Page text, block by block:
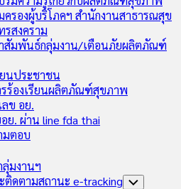
ครองผู้บริโภคฯ สำนักงานสาธารณสุข
รสงคราม
สัมพันธ์กลุ่มงาน/เตือนภัยผลิตภัณฑ์
ยนประชาชน
ร้องเรียนผลิตภัณฑ์สุขภาพ
ข อย.
ย. ผ่าน line fda thai
มตอบ
มงานฯ
ติดตามสถานะ e-tracking Toggle